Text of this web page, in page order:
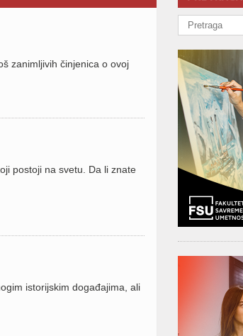
zanimljivih činjenica o ovoj
postoji na svetu. Da li znate
istorijskim događajima, ali